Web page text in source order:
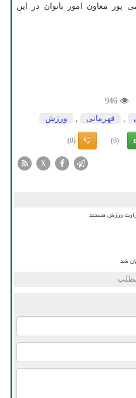
پور معاون امور بانوان در این
946
قهرمانی ورزش
(0)
(0)
X
ورزش هستند
شد
مطلب